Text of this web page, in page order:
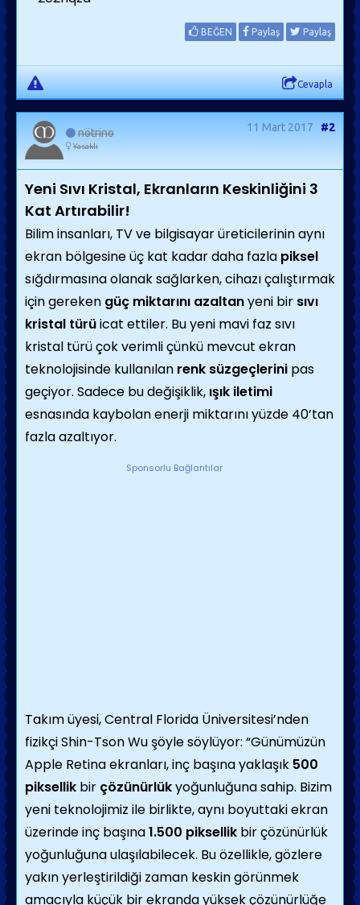
BEĞEN Paylaş Paylaş
Cevapla
nötrino
Yasaklı
11 Mart 2017 #2
Yeni Sıvı Kristal, Ekranların Keskinliğini 3
Kat Artırabilir!
Bilim insanları, TV ve bilgisayar üreticilerinin aynı
ekran bölgesine üç kat kadar daha fazla piksel
sığdırmasına olanak sağlarken, cihazı çalıştırmak
için gereken güç miktarını azaltanyeni bir sıvı
kristal türüicat ettiler. Bu yeni mavi faz sıvı
kristal türü çok verimli çünkü mevcut ekran
teknolojisinde kullanılan renk süzgeçlerini pas
geçiyor. Sadece bu değişiklik, ışık iletimi
esnasında kaybolan enerji miktarını yüzde 40’tan
fazla azaltıyor.
Sponsorlu Bağlantılar
Takım üyesi, Central Florida Üniversitesi’nden
fizikçi Shin-Tson Wu şöyle söylüyor: “Günümüzün
Apple Retina ekranları, inç başına yaklaşık 500
piksellik bir çözünürlükyoğunluğuna sahip. Bizim
yeni teknolojimiz ile birlikte, aynı boyuttaki ekran
üzerinde inç başına1.500 piksellik bir çözünürlük
yoğunluğuna ulaşılabilecek. Bu özellikle, gözlere
yakın yerleştirildiği zaman keskin görünmek
amacıyla küçük bir ekranda yüksek çözünürlüğe